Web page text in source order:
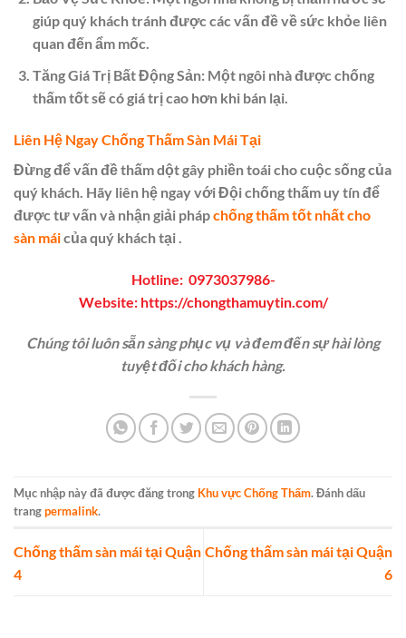
giúp quý khách tránh được các vấn đề về sức khỏe liên
quan đến ẩm mốc.
Tăng Giá Trị Bất Động Sản:Một ngôi nhà được chống
thấm tốt sẽ có giá trị cao hơn khi bán lại.
Liên Hệ Ngay Chống Thấm Sàn Mái Tại
Đừng để vấn đề thấm dột gây phiền toái cho cuộc sống của
quý khách. Hãy liên hệ ngay với Đội chống thấm uy tín để
được tư vấn và nhận giải phápchống thấm tốt nhất cho
sàn máicủa quý khách tại .
Hotline: 0973037986-
Website:https://chongthamuytin.com/
Chúng tôi luôn sẵn sàng phục vụ và đem đến sự hài lòng
tuyệt đối cho khách hàng.
Mục nhập này đã được đăng trong Khu vực Chống Thấm. Đánh dấu
trangpermalink.
Chống thấm sàn mái tại Quận
4
Chống thấm sàn mái tại Quận
6